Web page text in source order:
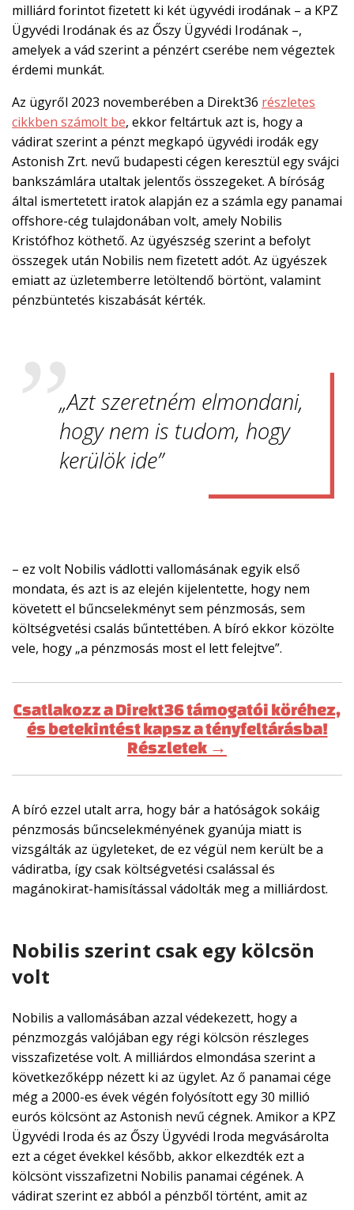
milliárd forintot fizetett ki két ügyvédi irodának – a KPZ
Ügyvédi Irodának és az Őszy Ügyvédi Irodának –,
amelyek a vád szerint a pénzért cserébe nem végeztek
érdemi munkát.
Az ügyről 2023 novemberében a Direkt36 részletes
cikkben számolt be, ekkor feltártuk azt is, hogy a
vádirat szerint a pénzt megkapó ügyvédi irodák egy
Astonish Zrt. nevű budapesti cégen keresztül egy svájci
bankszámlára utaltak jelentős összegeket. A bíróság
által ismertetett iratok alapján ez a számla egy panamai
offshore-cég tulajdonában volt, amely Nobilis
Kristófhoz köthető. Az ügyészség szerint a befolyt
összegek után Nobilis nem fizetett adót. Az ügyészek
emiatt az üzletemberre letöltendő börtönt, valamint
pénzbüntetés kiszabását kérték.
„Azt szeretném elmondani,
hogy nem is tudom, hogy
kerülök ide”
– ez volt Nobilis vádlotti vallomásának egyik első
mondata, és azt is az elején kijelentette, hogy nem
követett el bűncselekményt sem pénzmosás, sem
költségvetési csalás bűntettében. A bíró ekkor közölte
vele, hogy „a pénzmosás most el lett felejtve”.
Csatlakozz a Direkt36 támogatói köréhez,
és betekintést kapsz a tényfeltárásba!
Részletek →
A bíró ezzel utalt arra, hogy bár a hatóságok sokáig
pénzmosás bűncselekményének gyanúja miatt is
vizsgálták az ügyleteket, de ez végül nem került be a
vádiratba, így csak költségvetési csalással és
magánokirat-hamisítással vádolták meg a milliárdost.
Nobilis szerint csak egy kölcsön
volt
Nobilis a vallomásában azzal védekezett, hogy a
pénzmozgás valójában egy régi kölcsön részleges
visszafizetése volt. A milliárdos elmondása szerint a
következőképp nézett ki az ügylet. Az ő panamai cége
még a 2000-es évek végén folyósított egy 30 millió
eurós kölcsönt az Astonish nevű cégnek. Amikor a KPZ
Ügyvédi Iroda és az Őszy Ügyvédi Iroda megvásárolta
ezt a céget évekkel később, akkor elkezdték ezt a
kölcsönt visszafizetni Nobilis panamai cégének. A
vádirat szerint ez abból a pénzből történt, amit az